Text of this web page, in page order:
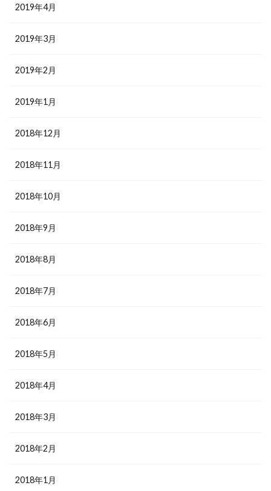
2019年4月
2019年3月
2019年2月
2019年1月
2018年12月
2018年11月
2018年10月
2018年9月
2018年8月
2018年7月
2018年6月
2018年5月
2018年4月
2018年3月
2018年2月
2018年1月